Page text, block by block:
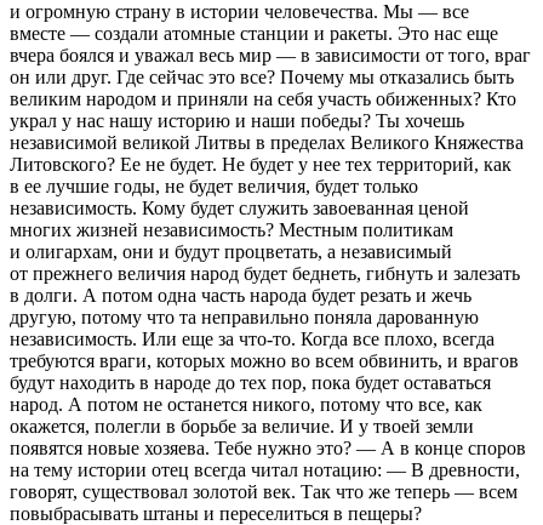
и огромную страну в истории человечества. Мы — все
вместе — создали атомные станции и ракеты. Это нас еще
вчера боялся и уважал весь мир — в зависимости от того, враг
он или друг. Где сейчас это все? Почему мы отказались быть
великим народом и приняли на себя участь обиженных? Кто
украл у нас нашу историю и наши победы? Ты хочешь
независимой великой Литвы в пределах Великого Княжества
Литовского? Ее не будет. Не будет у нее тех территорий, как
в ее лучшие годы, не будет величия, будет только
независимость. Кому будет служить завоеванная ценой
многих жизней независимость? Местным политикам
и олигархам, они и будут процветать, а независимый
от прежнего величия народ будет беднеть, гибнуть и залезать
в долги. А потом одна часть народа будет резать и жечь
другую, потому что та неправильно поняла дарованную
независимость. Или еще за что-то. Когда все плохо, всегда
требуются враги, которых можно во всем обвинить, и врагов
будут находить в народе до тех пор, пока будет оставаться
народ. А потом не останется никого, потому что все, как
окажется, полегли в борьбе за величие. И у твоей земли
появятся новые хозяева. Тебе нужно это? — А в конце споров
на тему истории отец всегда читал нотацию: — В древности,
говорят, существовал золотой век. Так что же теперь — всем
повыбрасывать штаны и переселиться в пещеры?